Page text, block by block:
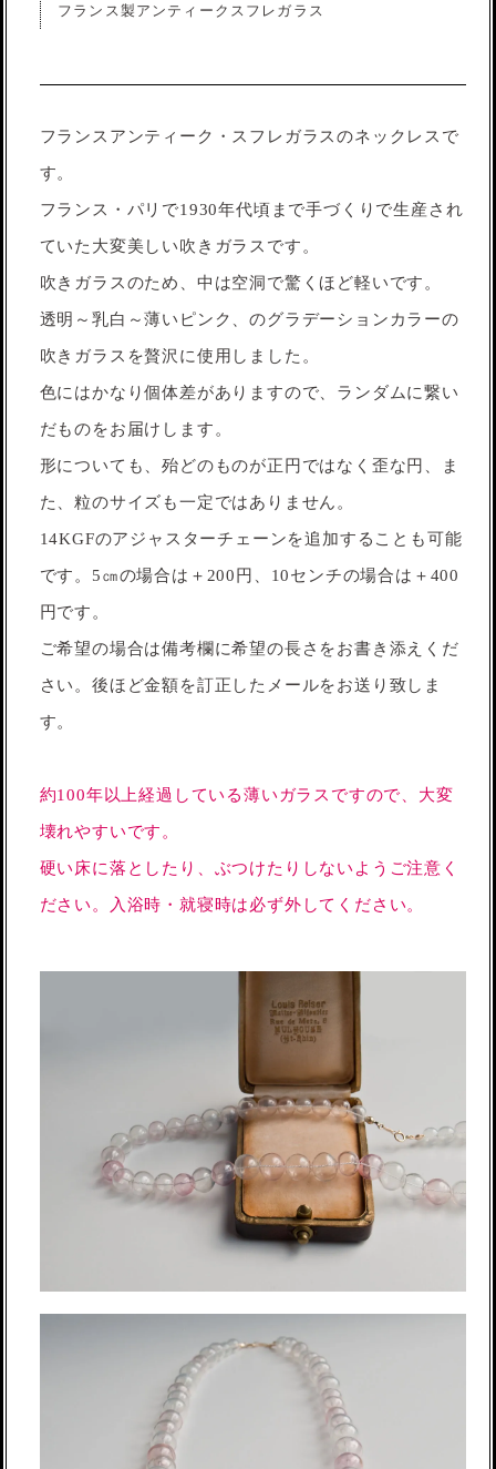
フランス製アンティークスフレガラス
フランスアンティーク・スフレガラスのネックレスで
す。
フランス・パリで1930年代頃まで手づくりで生産され
ていた大変美しい吹きガラスです。
吹きガラスのため、中は空洞で驚くほど軽いです。
透明～乳白～薄いピンク、のグラデーションカラーの
吹きガラスを贅沢に使用しました。
色にはかなり個体差がありますので、ランダムに繋い
だものをお届けします。
形についても、殆どのものが正円ではなく歪な円、ま
た、粒のサイズも一定ではありません。
14KGFのアジャスターチェーンを追加することも可能
です。5㎝の場合は＋200円、10センチの場合は＋400
円です。
ご希望の場合は備考欄に希望の長さをお書き添えくだ
さい。後ほど金額を訂正したメールをお送り致しま
す。
約100年以上経過している薄いガラスですので、大変
壊れやすいです。
硬い床に落としたり、ぶつけたりしないようご注意く
ださい。入浴時・就寝時は必ず外してください。